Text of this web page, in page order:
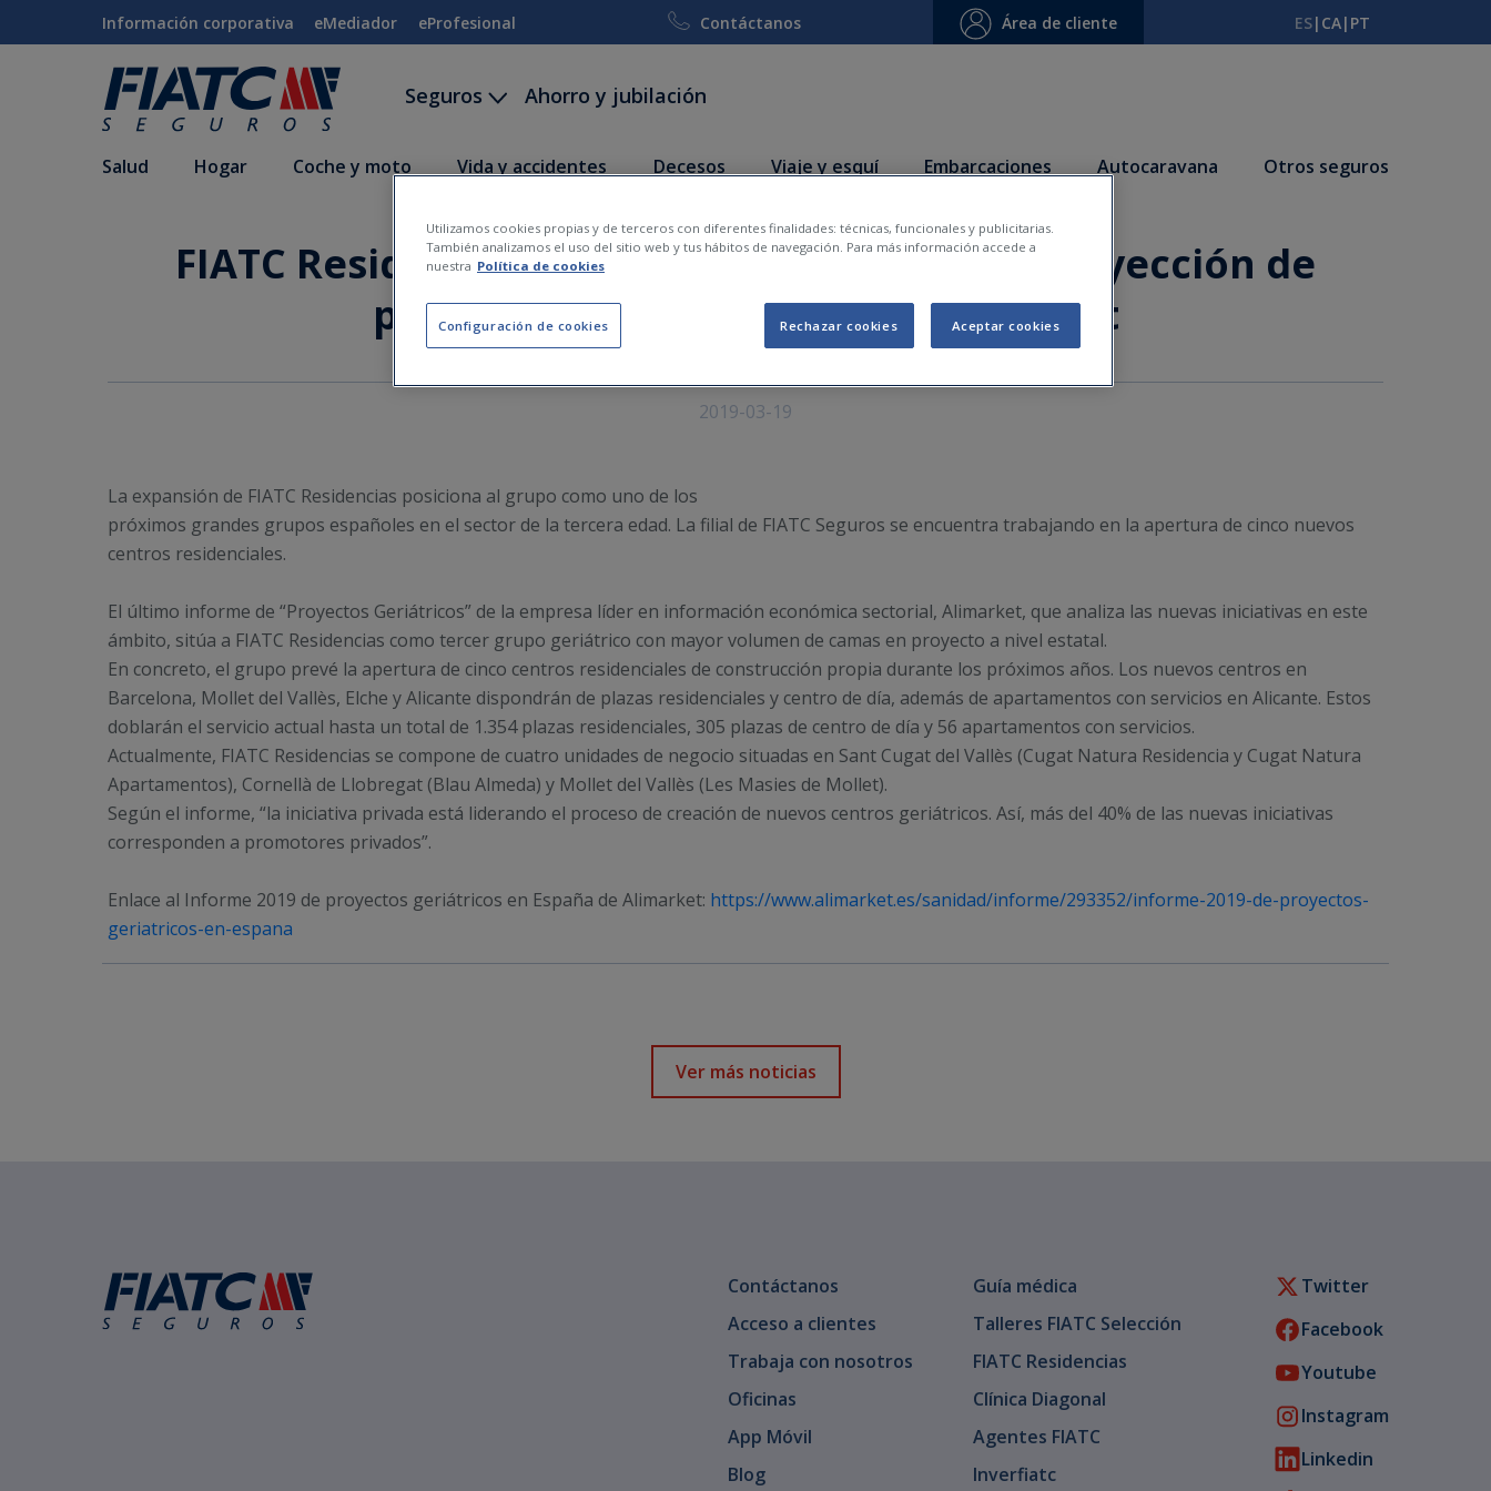
Saltar al contenido principal
Información corporativa eMediador eProfesional Contáctanos Área de cliente ES| CA| PT
Seguros Ahorro y jubilación
Salud Hogar Coche y moto Vida y accidentes Decesos Viaje y esquí Embarcaciones Autocaravana Otros seguros
FIATC Residencias, tercer grupo estatal en proyección de
plazas residenciales según Alimarket
2019-03-19
La expansión de FIATC Residencias posiciona al grupo como uno de los
próximos grandes grupos españoles en el sector de la tercera edad. La filial de FIATC Seguros se encuentra trabajando en la apertura de cinco nuevos
centros residenciales.
El último informe de “Proyectos Geriátricos” de la empresa líder en información económica sectorial, Alimarket, que analiza las nuevas iniciativas en este
ámbito, sitúa a FIATC Residencias como tercer grupo geriátrico con mayor volumen de camas en proyecto a nivel estatal.
En concreto, el grupo prevé la apertura de cinco centros residenciales de construcción propia durante los próximos años. Los nuevos centros en
Barcelona, Mollet del Vallès, Elche y Alicante dispondrán de plazas residenciales y centro de día, además de apartamentos con servicios en Alicante. Estos
doblarán el servicio actual hasta un total de 1.354 plazas residenciales, 305 plazas de centro de día y 56 apartamentos con servicios.
Actualmente, FIATC Residencias se compone de cuatro unidades de negocio situadas en Sant Cugat del Vallès (Cugat Natura Residencia y Cugat Natura
Apartamentos), Cornellà de Llobregat (Blau Almeda) y Mollet del Vallès (Les Masies de Mollet).
Según el informe, “la iniciativa privada está liderando el proceso de creación de nuevos centros geriátricos. Así, más del 40% de las nuevas iniciativas
corresponden a promotores privados”.
Enlace al Informe 2019 de proyectos geriátricos en España de Alimarket: https://www.alimarket.es/sanidad/informe/293352/informe-2019-de-proyectos-
geriatricos-en-espana
Ver más noticias
Contáctanos
Acceso a clientes
Trabaja con nosotros
Oficinas
App Móvil
Blog
Guía médica
Talleres FIATC Selección
FIATC Residencias
Clínica Diagonal
Agentes FIATC
Inverfiatc
Twitter
Facebook
Youtube
Instagram
Linkedin
Utilizamos cookies propias y de terceros con diferentes finalidades: técnicas, funcionales y publicitarias.
También analizamos el uso del sitio web y tus hábitos de navegación. Para más información accede a
nuestra Política de cookies
Configuración de cookies Rechazar cookies Aceptar cookies